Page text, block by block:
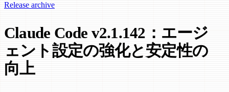
Release archive
Claude Code v2.1.142：エージ
ェント設定の強化と安定性の
向上